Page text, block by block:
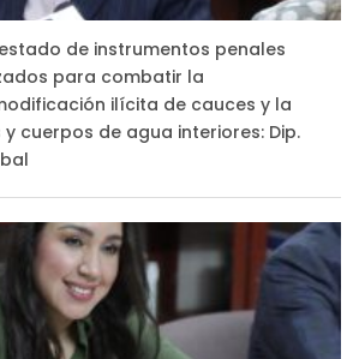
de instrumentos penales
para combatir la
ilícita de cauces y la
cuerpos de agua interiores: Dip.